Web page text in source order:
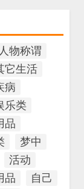
人物称谓
它生活
病
乐类
品
梦中
活动
品
自己